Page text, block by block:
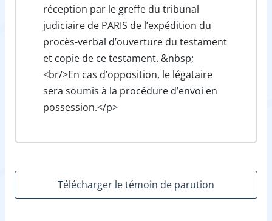
réception par le greffe du tribunal
judiciaire de PARIS de l’expédition du
procès-verbal d’ouverture du testament
et copie de ce testament. &nbsp;
<br/>En cas d’opposition, le légataire
sera soumis à la procédure d’envoi en
possession.</p>
Télécharger le témoin de parution